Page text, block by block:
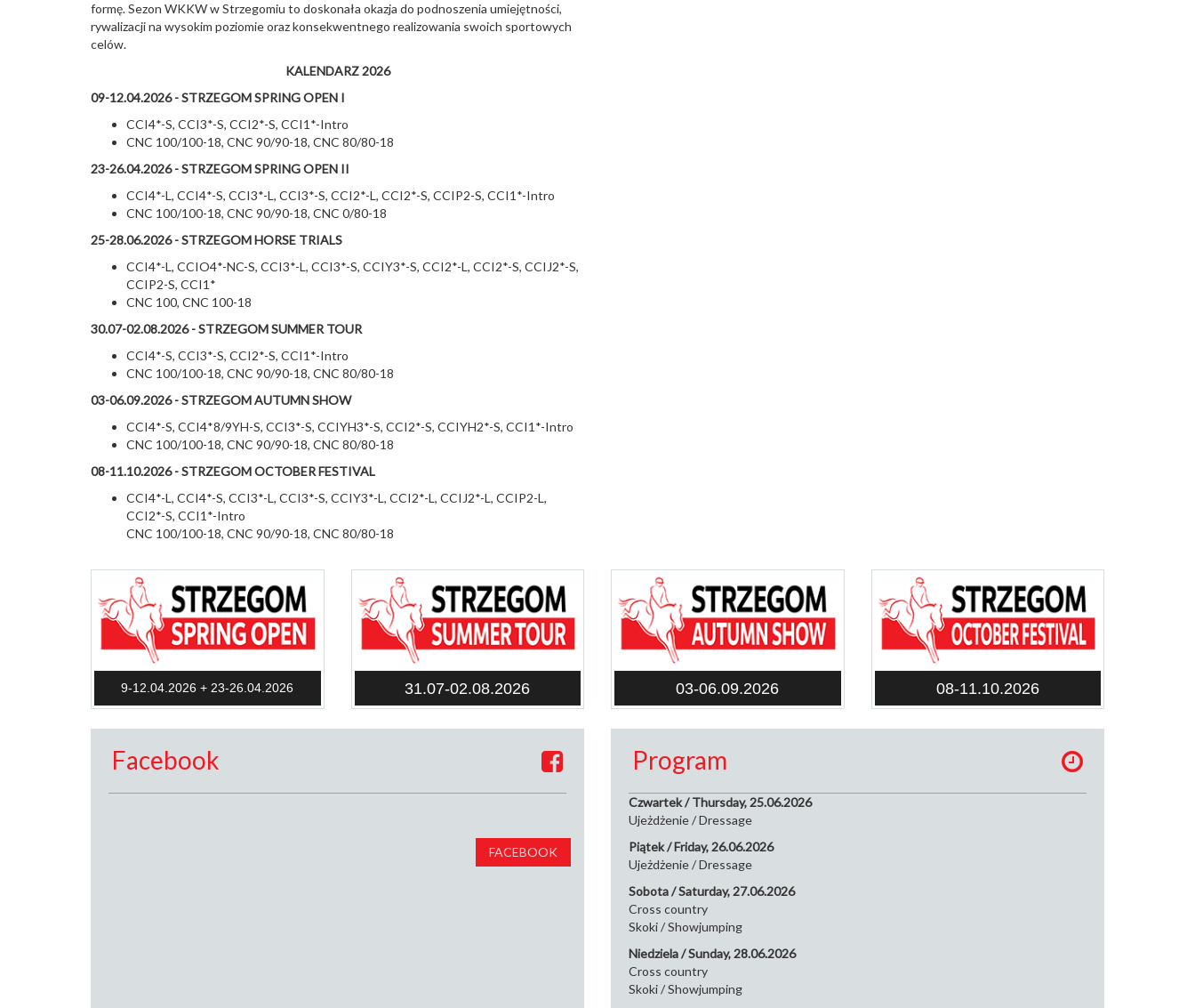
formę. Sezon WKKW w Strzegomiu to doskonała okazja do podnoszenia umiejętności,
rywalizacji na wysokim poziomie oraz konsekwentnego realizowania swoich sportowych
celów.
KALENDARZ 2026
09-12.04.2026 - STRZEGOM SPRING OPEN I
CCI4*-S, CCI3*-S, CCI2*-S, CCI1*-Intro
CNC 100/100-18, CNC 90/90-18, CNC 80/80-18
23-26.04.2026 - STRZEGOM SPRING OPEN II
CCI4*-L, CCI4*-S, CCI3*-L, CCI3*-S, CCI2*-L, CCI2*-S, CCIP2-S, CCI1*-Intro
CNC 100/100-18, CNC 90/90-18, CNC 0/80-18
25-28.06.2026 - STRZEGOM HORSE TRIALS
CCI4*-L, CCIO4*-NC-S, CCI3*-L, CCI3*-S, CCIY3*-S, CCI2*-L, CCI2*-S, CCIJ2*-S,
CCIP2-S, CCI1*
CNC 100, CNC 100-18
30.07-02.08.2026 - STRZEGOM SUMMER TOUR
CCI4*-S, CCI3*-S, CCI2*-S, CCI1*-Intro
CNC 100/100-18, CNC 90/90-18, CNC 80/80-18
03-06.09.2026 - STRZEGOM AUTUMN SHOW
CCI4*-S, CCI4*8/9YH-S, CCI3*-S, CCIYH3*-S, CCI2*-S, CCIYH2*-S, CCI1*-Intro
CNC 100/100-18, CNC 90/90-18, CNC 80/80-18
08-11.10.2026 - STRZEGOM OCTOBER FESTIVAL
CCI4*-L, CCI4*-S, CCI3*-L, CCI3*-S, CCIY3*-L, CCI2*-L, CCIJ2*-L, CCIP2-L,
CCI2*-S, CCI1*-Intro
CNC 100/100-18, CNC 90/90-18, CNC 80/80-18
9-12.04.2026 + 23-26.04.2026 31.07-02.08.2026 03-06.09.2026 08-11.10.2026
Facebook
FACEBOOK
Program
Czwartek / Thursday, 25.06.2026
Ujeżdżenie / Dressage
Piątek / Friday, 26.06.2026
Ujeżdżenie / Dressage
Sobota / Saturday, 27.06.2026
Cross country
Skoki / Showjumping
Niedziela / Sunday, 28.06.2026
Cross country
Skoki / Showjumping